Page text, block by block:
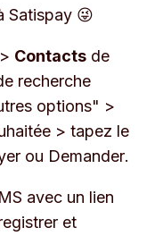
Satispay 😜
> Contacts de
recherche
options" >
> tapez le
ou Demander.
avec un lien
et